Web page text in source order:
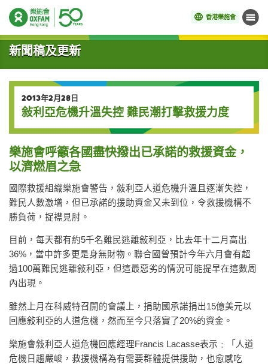
香港樂施會 目錄
開始主要內容
新聞稿及更新
2013年2月28日
敍利亞危機升溫失控 難民潮打擊救援力度
樂施會呼籲各國盡快撥出已承諾的救援資金，
以濟燃眉之急
國際救援組織樂施會警告，敍利亞人道危機升溫且逐漸失控，
難民人數激增，但已承諾的援助資金又未到位，令救援機構不
勝負荷，捉襟見肘。
目前，每天都有約5千名難民逃離敍利亞，比去年十二月高出
36%，當中許多更是身無財物。聯合國曾預計今年六月會有超
過100萬難民逃離敍利亞，但這最惡劣的情況可能提早在這數周
內出現。
雖然上月在科威特召開的會議上，捐助國承諾捐出15億美元以
回應敍利亞的人道危機，然而至今只落實了20%的資金。
樂施會敍利亞人道危機回應經理Francis Lacasse表示﹕「人道
危機日趨嚴峻，救援機構為有需要群體提供援助，也愈感吃